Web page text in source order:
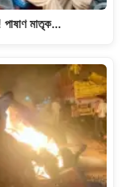
পাষাণ মাতৃক…